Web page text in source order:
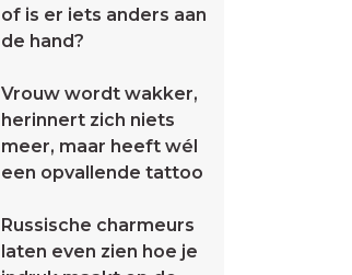
of is er iets anders aan
de hand?
Vrouw wordt wakker,
herinnert zich niets
meer, maar heeft wél
een opvallende tattoo
Russische charmeurs
laten even zien hoe je